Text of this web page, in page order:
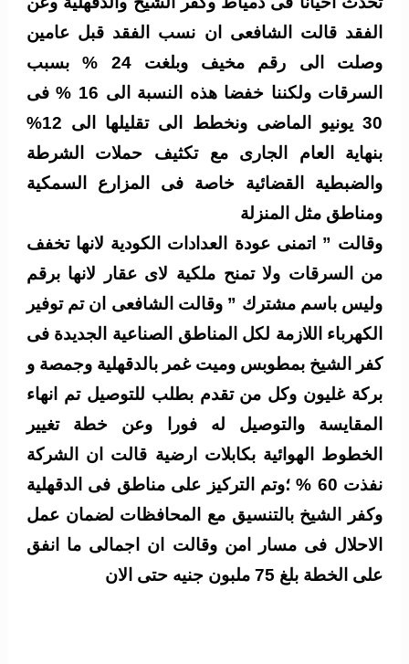
الفقد قالت الشافعى ان نسب الفقد قبل عامين
وصلت الى رقم مخيف وبلغت 24 % بسبب
السرقات ولكننا خفضا هذه النسبة الى 16 % فى
30 يونيو الماضى ونخطط الى تقليلها الى 12%
بنهاية العام الجارى مع تكثيف حملات الشرطة
والضبطية القضائية خاصة فى المزارع السمكية
ومناطق مثل المنزلة
وقالت ” اتمنى عودة العدادات الكودية لانها تخفف
من السرقات ولا تمنح ملكية لاى عقار لانها برقم
وليس باسم مشترك ” وقالت الشافعى ان تم توفير
الكهرباء اللازمة لكل المناطق الصناعية الجديدة فى
كفر الشيخ بمطوبس وميت غمر بالدقهلية وجمصة و
بركة غليون وكل من تقدم بطلب للتوصيل تم انهاء
المقايسة والتوصيل له فورا وعن خطة تغيير
الخطوط الهوائية بكابلات ارضية قالت ان الشركة
نفذت 60 % ؛وتم التركيز على مناطق فى الدقهلية
وكفر الشيخ بالتنسيق مع المحافظات لضمان عمل
الاحلال فى مسار امن وقالت ان اجمالى ما انفق
على الخطة بلغ 75 ملبون جنيه حتى الان